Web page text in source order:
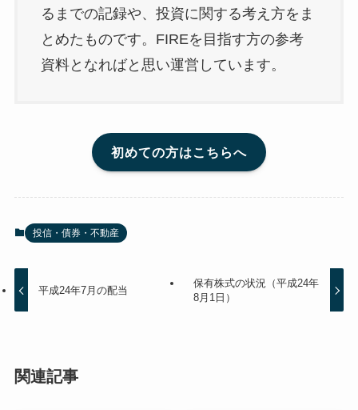
るまでの記録や、投資に関する考え方をま
とめたものです。FIREを目指す方の参考
資料となればと思い運営しています。
初めての方はこちらへ
投信・債券・不動産
平成24年7月の配当
保有株式の状況（平成24年
8月1日）
関連記事